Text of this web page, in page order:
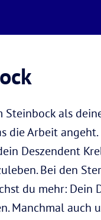
Steinbock als
die Arbeit
Deszendent
Bei den
du mehr: Dein
Manchmal auch